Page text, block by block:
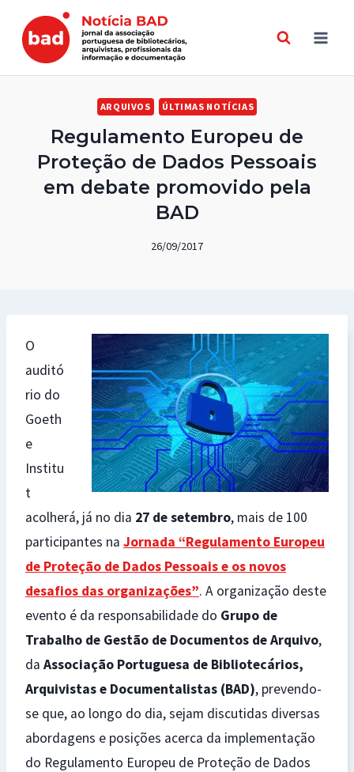
content
ARQUIVOS ÚLTIMAS NOTÍCIAS
Regulamento Europeu de
Proteção de Dados Pessoais
em debate promovido pela
BAD
26/09/2017
O
auditó
rio do
Goeth
e
Institu
t
acolherá, já no dia 27 de setembro, mais de 100
participantes na Jornada “Regulamento Europeu
de Proteção de Dados Pessoais e os novos
desafios das organizações”. A organização deste
evento é da responsabilidade do Grupo de
Trabalho de Gestão de Documentos de Arquivo,
da Associação Portuguesa de Bibliotecários,
Arquivistas e Documentalistas (BAD), prevendo-
se que, ao longo do dia, sejam discutidas diversas
abordagens e posições acerca da implementação
do Regulamento Europeu de Proteção de Dados